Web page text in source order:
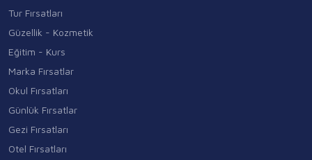
Tur Fırsatları
Güzellik - Kozmetik
Eğitim - Kurs
Marka Fırsatlar
Okul Fırsatları
Günlük Fırsatlar
Gezi Fırsatları
Otel Fırsatları